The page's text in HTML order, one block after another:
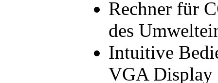
Rechner für
des
Intuitive
VGA Display